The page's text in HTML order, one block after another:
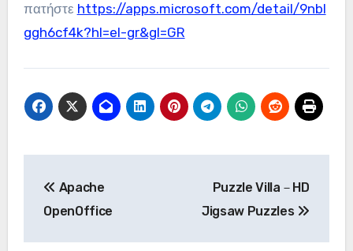
πατήστε https://apps.microsoft.com/detail/9nbl
ggh6cf4k?hl=el-gr&gl=GR
άρθρων
Apache
OpenOffice
Puzzle Villa－HD
Jigsaw Puzzles